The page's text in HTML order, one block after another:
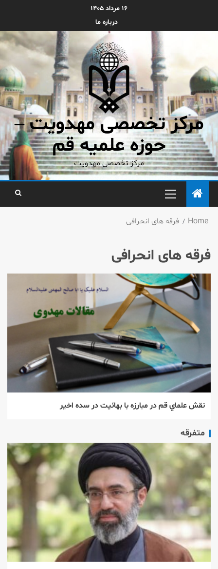
۱۶ مرداد ۱۴۰۵
درباره ما
مرکز تخصصی مهدویت –
حوزه علمیه قم
مرکز تخصصی مهدویت
Home فرقه های انحرافی
فرقه های انحرافی
نقش علماي قم در مبارزه با بهائيت در سده اخير
متفرقه